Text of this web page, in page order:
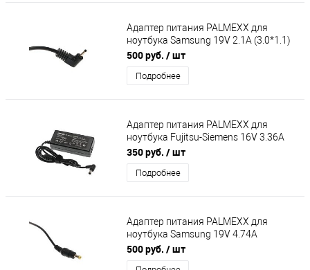
Адаптер питания PALMEXX для
ноутбука Samsung 19V 2.1A (3.0*1.1)
(кабель питания в комплекте)
500 руб. / шт
Подробнее
Адаптер питания PALMEXX для
ноутбука Fujitsu-Siemens 16V 3.36A
(6.5*4.5) с иглой (кабель питания в к
350 руб. / шт
Подробнее
Адаптер питания PALMEXX для
ноутбука Samsung 19V 4.74A
(5.5*3.0) (кабель питания в
комплекте)
500 руб. / шт